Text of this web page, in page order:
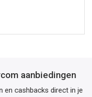
aanbiedingen
en cashbacks direct in je